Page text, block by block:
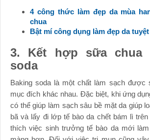
4 công thức làm đẹp da mùa
chua
Bật mí công dụng làm đẹp da
3. Kết hợp sữa chua
soda
Baking soda là một chất làm sạch được
mục đích khác nhau. Đặc biệt, khi ứng
có thể giúp làm sạch sâu bề mặt da giúp
bã và lấy đi lớp tế bào da chết bám lì
thích việc sinh trưởng tế bào da mới